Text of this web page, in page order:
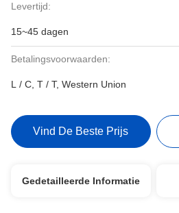
Levertijd:
15~45 dagen
Betalingsvoorwaarden:
L / C, T / T, Western Union
Vind De Beste Prijs
Gedetailleerde Informatie